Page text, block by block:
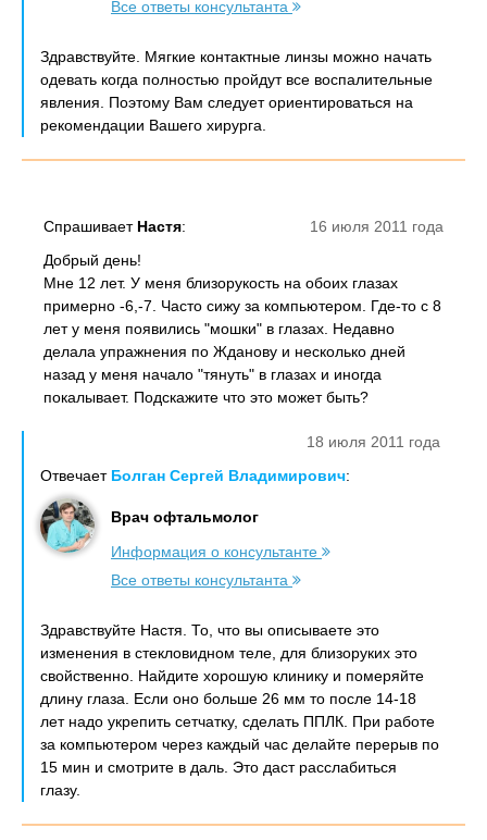
Все ответы консультанта
Здравствуйте. Мягкие контактные линзы можно начать
одевать когда полностью пройдут все воспалительные
явления. Поэтому Вам следует ориентироваться на
рекомендации Вашего хирурга.
16 июля 2011 года
Спрашивает Настя:
Добрый день!
Мне 12 лет. У меня близорукость на обоих глазах
примерно -6,-7. Часто сижу за компьютером. Где-то с 8
лет у меня появились "мошки" в глазах. Недавно
делала упражнения по Жданову и несколько дней
назад у меня начало "тянуть" в глазах и иногда
покалывает. Подскажите что это может быть?
18 июля 2011 года
Отвечает Болган Сергей Владимирович:
Врач офтальмолог
Информация о консультанте
Все ответы консультанта
Здравствуйте Настя. То, что вы описываете это
изменения в стекловидном теле, для близоруких это
свойственно. Найдите хорошую клинику и померяйте
длину глаза. Если оно больше 26 мм то после 14-18
лет надо укрепить сетчатку, сделать ППЛК. При работе
за компьютером через каждый час делайте перерыв по
15 мин и смотрите в даль. Это даст расслабиться
глазу.